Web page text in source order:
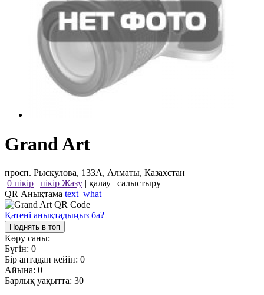
Grand Art
просп. Рыскулова, 133А, Алматы, Казахстан
0 пікір | пікір Жазу | қалау | салыстыру
QR Анықтама text_what
Қатені анықтадыңыз ба?
Поднять в топ
Көру саны:
Бүгін: 0
Бір аптадан кейін: 0
Айына: 0
Барлық уақытта: 30